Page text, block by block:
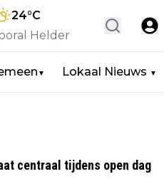
24°C
Helder
▼ Lokaal Nieuws ▼
centraal tijdens open dag